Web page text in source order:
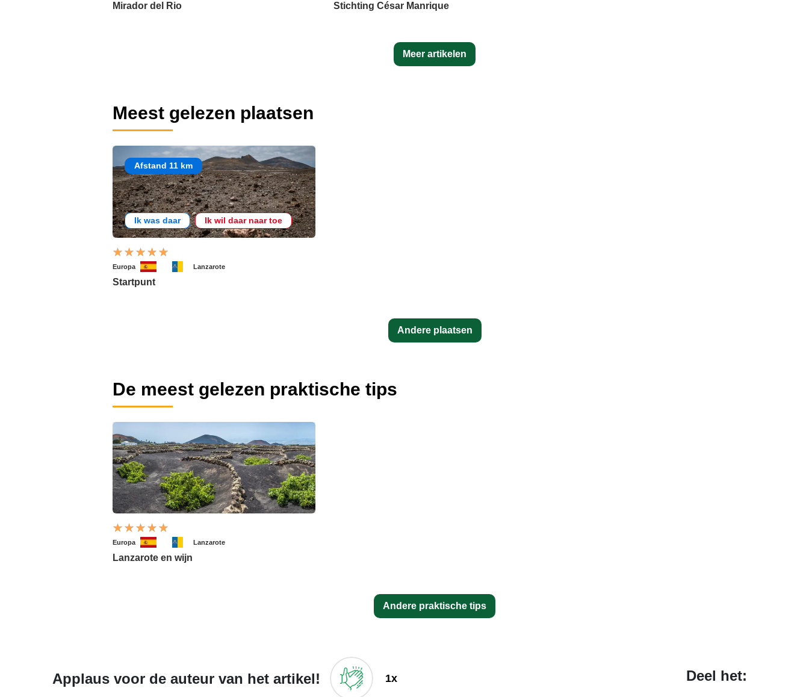
Mirador del Rio Stichting César Manrique
Meer artikelen
Meest gelezen plaatsen
Afstand 11 km
Ik was daar Ik wil daar naar toe
Europa Lanzarote
Startpunt
Andere plaatsen
De meest gelezen praktische tips
Europa Lanzarote
Lanzarote en wijn
Andere praktische tips
Applaus voor de auteur van het artikel! 1x Deel het: